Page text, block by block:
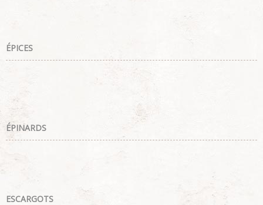
ÉPICES
ÉPINARDS
ESCARGOTS